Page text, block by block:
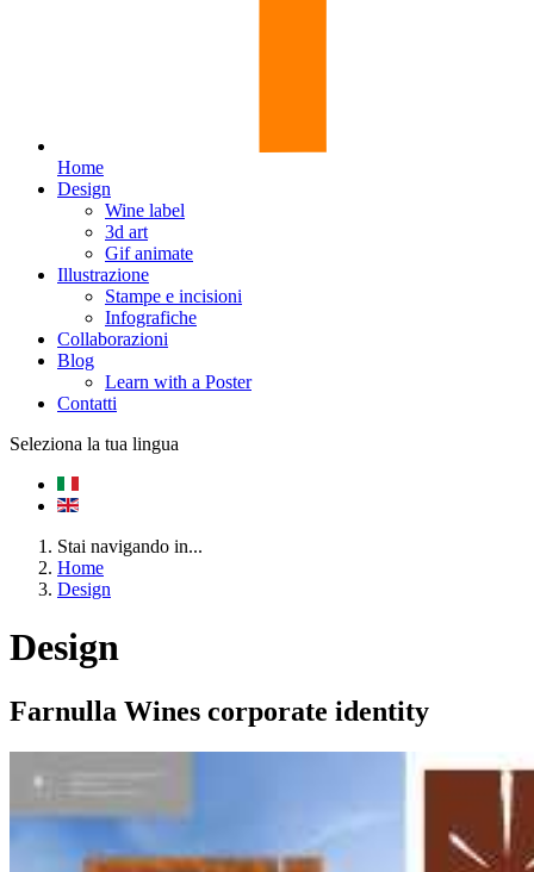
Home
Design
Wine label
3d art
Gif animate
Illustrazione
Stampe e incisioni
Infografiche
Collaborazioni
Blog
Learn with a Poster
Contatti
Seleziona la tua lingua
Stai navigando in...
Home
Design
Design
Farnulla Wines corporate identity